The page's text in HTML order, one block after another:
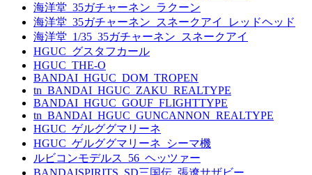
海洋堂_35ガチャーネン_ラクーン
海洋堂_35ガチャーネン_スネークアイ_レッドヘッド
海洋堂_1/35_35ガチャーネン_スネークアイ
HGUC_グスタフカール
HGUC_THE-O
BANDAI_HGUC_DOM_TROPEN
tn_BANDAI_HGUC_ZAKU_REALTYPE
BANDAI_HGUC_GOUF_FLIGHTTYPE
tn_BANDAI_HGUC_GUNCANNON_REALTYPE
HGUC_ゲルググマリーネ
HGUC_ゲルググマリーネ_シーマ機
ルビコンモデルス_56_ヘッツァー
BANDAISPIRITS_SD三国伝_張遼サザビー